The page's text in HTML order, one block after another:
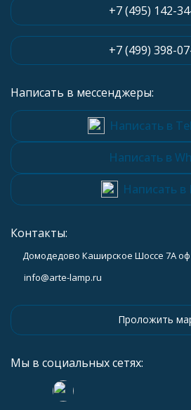
+7 (495) 142-
+7 (499) 398-
Написать в мессенджеры:
Написать в
Написать в
Написать в
Контакты:
Домодедово Каширское Шоссе 7А оф
info@arte-lamp.ru
Проложить
Мы в социальных сетях: